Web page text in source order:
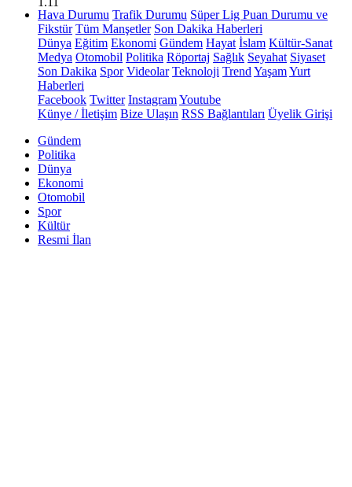
Hava Durumu Trafik Durumu Süper Lig Puan Durumu ve
Fikstür Tüm Manşetler Son Dakika Haberleri
Dünya Eğitim Ekonomi Gündem Hayat İslam Kültür-Sanat
Medya Otomobil Politika Röportaj Sağlık Seyahat Siyaset
Son Dakika Spor Videolar Teknoloji Trend YaşamYurt
Haberleri
Facebook Twitter InstagramYoutube
Künye / İletişim Bize Ulaşın RSS Bağlantıları Üyelik Girişi
Gündem
Politika
Dünya
Ekonomi
Otomobil
Spor
Kültür
Resmi İlan